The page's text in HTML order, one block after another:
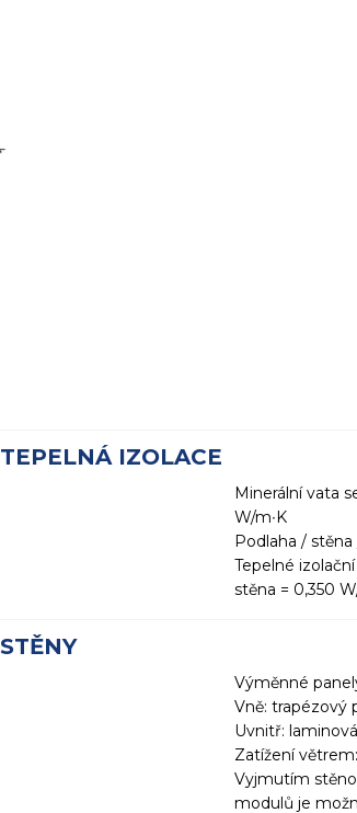
TEPELNÁ IZOLACE
Minerální vata
W/m∙K
Podlaha /
Tepelné
stěna = 0,350
STĚNY
Výměnné
Vně: trapézový
Uvnitř:
Zatížení
Vyjmutím
modulů je